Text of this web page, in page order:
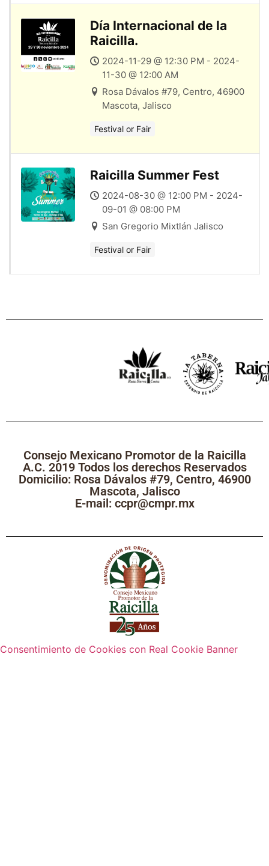
Día Internacional de la
Raicilla.
2024-11-29 @ 12:30 PM - 2024-
11-30 @ 12:00 AM
Rosa Dávalos #79, Centro, 46900
Mascota, Jalisco
Festival or Fair
Raicilla Summer Fest
2024-08-30 @ 12:00 PM - 2024-
09-01 @ 08:00 PM
San Gregorio Mixtlán Jalisco
Festival or Fair
Consejo Mexicano Promotor de la Raicilla
A.C. 2019 Todos los derechos Reservados
Domicilio: Rosa Dávalos #79, Centro, 46900
Mascota, Jalisco
E-mail: ccpr@cmpr.mx
Consentimiento de Cookies con Real Cookie Banner